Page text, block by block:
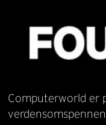
Computerworld er